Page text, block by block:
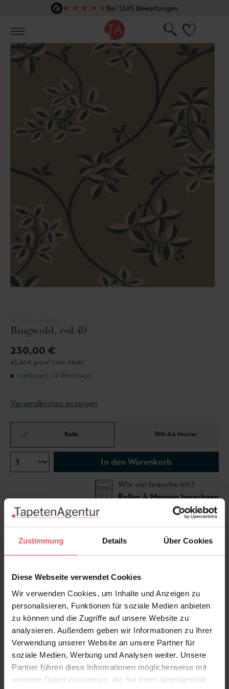
Zustimmung Details Über Cookies
Diese Webseite verwendet Cookies
Wir verwenden Cookies, um Inhalte und Anzeigen zu
personalisieren, Funktionen für soziale Medien anbieten
zu können und die Zugriffe auf unsere Website zu
analysieren. Außerdem geben wir Informationen zu Ihrer
Verwendung unserer Website an unsere Partner für
soziale Medien, Werbung und Analysen weiter. Unsere
Partner führen diese Informationen möglicherweise mit
weiteren Daten zusammen, die Sie ihnen bereitgestellt
Zum Hauptinhalt springen
★ ★ ★ ★ ★Bei 1245 Bewertungen
Ringwold, col.49
230,00 €
43,40 € pro m² | inkl. MwSt.
Lieferzeit: 14 Werktage
Versandkosten anzeigen
Rolle DIN-A4 Muster
In den Warenkorb
Wie viel brauche ich?
Rollen & Mengen berechnen
Die Tapete Ringwold greift ein englisches
Seidenmuster des frühen 18. Jahrhunderts auf. Die
wirken leicht und rhythmisch. Durch die spezielle
Drucktechnik entsteht eine dezente, damastähnliche
Oberfläche.
Produktdetails
Versand & Zahlung